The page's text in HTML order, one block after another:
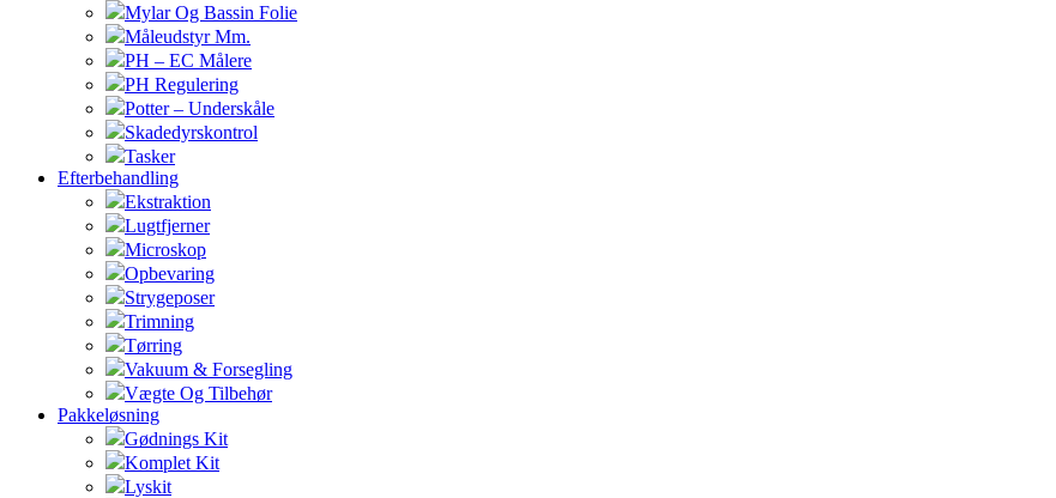
Mylar Og Bassin Folie
Måleudstyr Mm.
PH – EC Målere
PH Regulering
Potter – Underskåle
Skadedyrskontrol
Tasker
Efterbehandling
Ekstraktion
Lugtfjerner
Microskop
Opbevaring
Strygeposer
Trimning
Tørring
Vakuum & Forsegling
Vægte Og Tilbehør
Pakkeløsning
Gødnings Kit
Komplet Kit
Lyskit